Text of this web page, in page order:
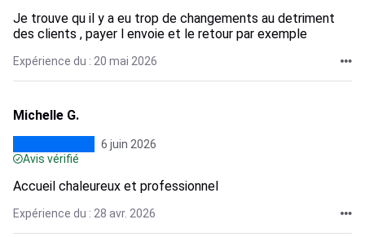
Je trouve qu il y a eu trop de changements au detriment
des clients , payer l envoie et le retour par exemple
Expérience du : 20 mai 2026
Michelle G.
6 juin 2026
Avis vérifié
Accueil chaleureux et professionnel
Expérience du : 28 avr. 2026